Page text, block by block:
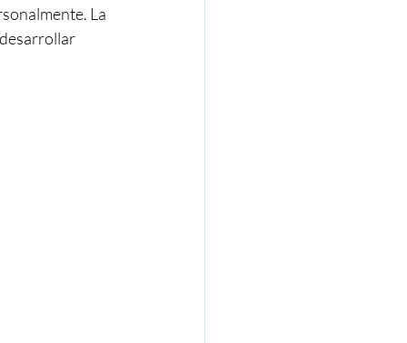
La